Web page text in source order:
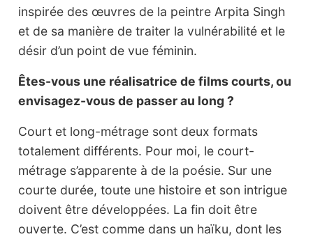
inspirée des œuvres de la peintre Arpita Singh
et de sa manière de traiter la vulnérabilité et le
désir d’un point de vue féminin.
Êtes-vous une réalisatrice de films courts, ou
envisagez-vous de passer au long ?
Court et long-métrage sont deux formats
totalement différents. Pour moi, le court-
métrage s’apparente à de la poésie. Sur une
courte durée, toute une histoire et son intrigue
doivent être développées. La fin doit être
ouverte. C’est comme dans un haïku, dont les